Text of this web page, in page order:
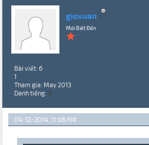
gioxuan
Mới Biết Đến
Bài viết: 6
1
Tham gia: May 2013
Danh tiếng: 0
04-12-2014, 11:06 AM